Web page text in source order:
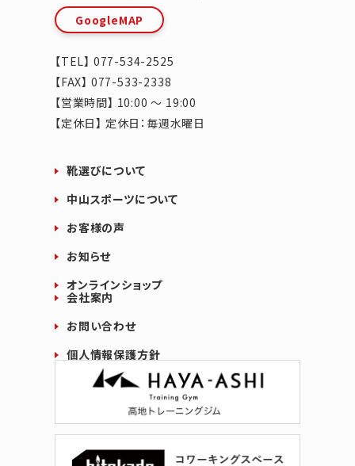
GoogleMAP
【TEL】 077-534-2525
【FAX】 077-533-2338
【営業時間】 10:00 ～ 19:00
【定休日】 定休日：毎週水曜日
靴選びについて
中山スポーツについて
お客様の声
お知らせ
オンラインショップ
会社案内
お問い合わせ
個人情報保護方針